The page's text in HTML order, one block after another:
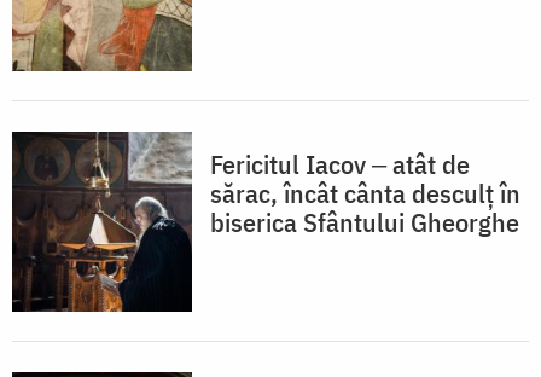
Fericitul Iacov ‒ atât de
sărac, încât cânta desculț în
biserica Sfântului Gheorghe